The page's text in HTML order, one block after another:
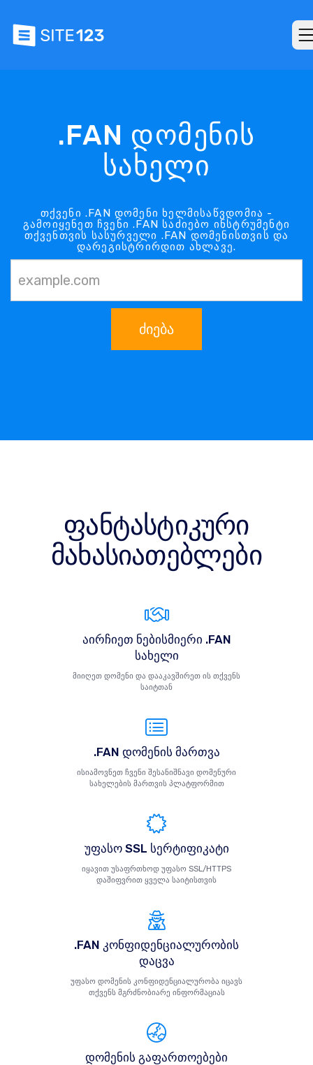
.FAN დომენის
სახელი
თქვენი .FAN დომენი ხელმისაწვდომია -
გამოიყენეთ ჩვენი .FAN საძიებო ინსტრუმენტი
თქვენთვის სასურველი .FAN დომენისთვის და
დარეგისტრირდით ახლავე.
ძიება
ფანტასტიკური
მახასიათებლები
აირჩიეთ ნებისმიერი .FAN
სახელი
მიიღეთ დომენი და დააკავშირეთ ის თქვენს
საიტთან
.FAN დომენის მართვა
ისიამოვნეთ ჩვენი შესანიშნავი დომენური
სახელების მართვის პლატფორმით
უფასო SSL სერტიფიკატი
იყავით უსაფრთხოდ უფასო SSL/HTTPS
დაშიფვრით ყველა საიტისთვის
.FAN კონფიდენციალურობის
დაცვა
უფასო დომენის კონფიდენციალურობა იცავს
თქვენს მგრძნობიარე ინფორმაციას
დომენის გაფართოებები